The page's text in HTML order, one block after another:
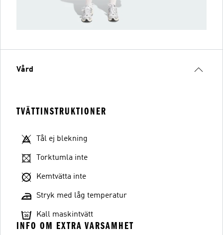
Vård
TVÄTTINSTRUKTIONER
Tål ej blekning
Torktumla inte
Kemtvätta inte
Stryk med låg temperatur
Kall maskintvätt
INFO OM EXTRA VARSAMHET